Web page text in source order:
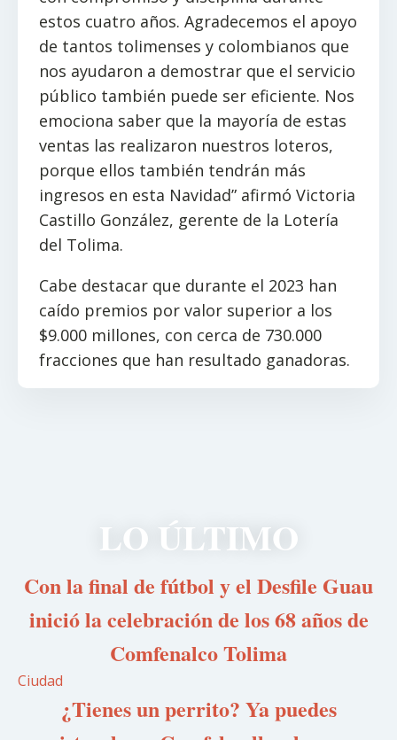
estos cuatro años. Agradecemos el apoyo
de tantos tolimenses y colombianos que
nos ayudaron a demostrar que el servicio
público también puede ser eficiente. Nos
emociona saber que la mayoría de estas
ventas las realizaron nuestros loteros,
porque ellos también tendrán más
ingresos en esta Navidad” afirmó Victoria
Castillo González, gerente de la Lotería
del Tolima.
Cabe destacar que durante el 2023 han
caído premios por valor superior a los
$9.000 millones, con cerca de 730.000
fracciones que han resultado ganadoras.
LO ÚLTIMO
Con la final de fútbol y el Desfile Guau
inició la celebración de los 68 años de
Comfenalco Tolima
Ciudad
¿Tienes un perrito? Ya puedes